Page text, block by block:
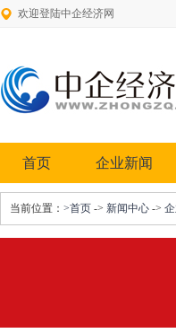
欢迎登陆中企经济网
首页 企业新闻
当前位置： >首页 -> 新闻中心 ->